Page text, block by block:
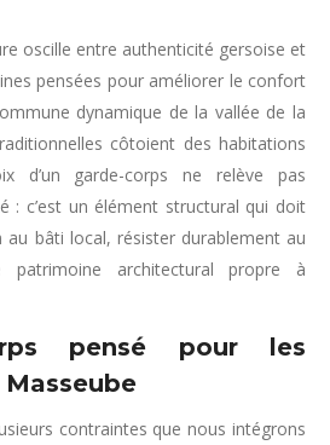
oscille entre authenticité gersoise et
pensées pour améliorer le confort
dynamique de la vallée de la
côtoient des habitations
d’un garde-corps ne relève pas
: c’est un élément structural qui doit
au bâti local, résister durablement au
architectural propre à
pensé pour les
contraintes que nous intégrons